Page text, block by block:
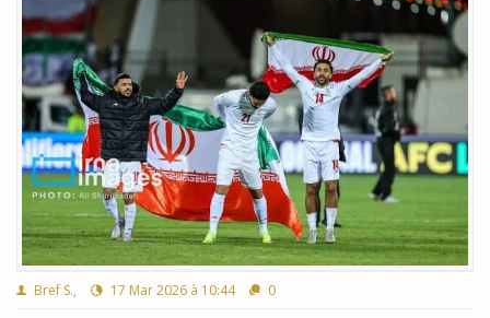
Bref S., 17 Mar 2026 à 10:44 0